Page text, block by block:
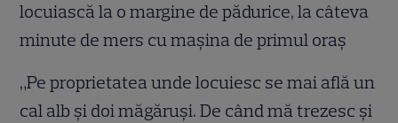
locuiască la o margine de pădurice, la câteva
minute de mers cu mașina de primul oraș
„Pe proprietatea unde locuiesc se mai află un
cal alb şi doi măgăruşi. De când mă trezesc şi